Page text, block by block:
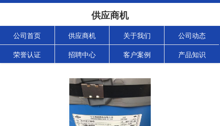
供应商机
公司首页 供应商机 关于我们 公司动态
荣誉认证 招聘中心 客户案例 产品知识